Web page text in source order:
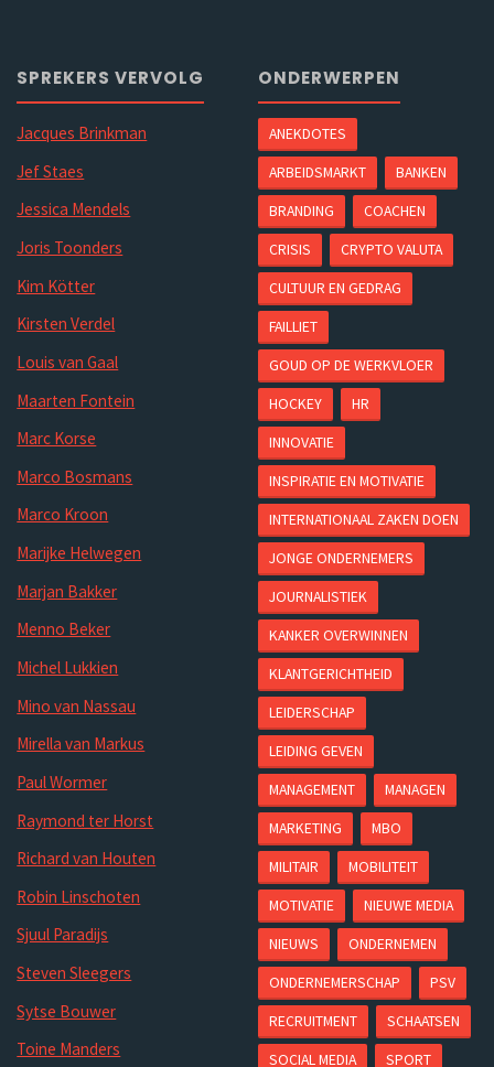
SPREKERS VERVOLG
Jacques Brinkman
Jef Staes
Jessica Mendels
Joris Toonders
Kim Kötter
Kirsten Verdel
Louis van Gaal
Maarten Fontein
Marc Korse
Marco Bosmans
Marco Kroon
Marijke Helwegen
Marjan Bakker
Menno Beker
Michel Lukkien
Mino van Nassau
Mirella van Markus
Paul Wormer
Raymond ter Horst
Richard van Houten
Robin Linschoten
Sjuul Paradijs
Steven Sleegers
Sytse Bouwer
Toine Manders
ONDERWERPEN
ANEKDOTES
ARBEIDSMARKT
BANKEN
BRANDING
COACHEN
CRISIS
CRYPTO VALUTA
CULTUUR EN GEDRAG
FAILLIET
GOUD OP DE WERKVLOER
HOCKEY
HR
INNOVATIE
INSPIRATIE EN MOTIVATIE
INTERNATIONAAL ZAKEN DOEN
JONGE ONDERNEMERS
JOURNALISTIEK
KANKER OVERWINNEN
KLANTGERICHTHEID
LEIDERSCHAP
LEIDING GEVEN
MANAGEMENT
MANAGEN
MARKETING
MBO
MILITAIR
MOBILITEIT
MOTIVATIE
NIEUWE MEDIA
NIEUWS
ONDERNEMEN
ONDERNEMERSCHAP
PSV
RECRUITMENT
SCHAATSEN
SOCIAL MEDIA
SPORT